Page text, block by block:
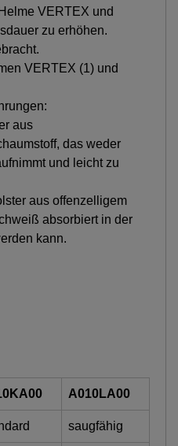
VERTEX und
zu erhöhen.
VERTEX (1) und
aus
das weder
und leicht zu
aus offenzelligem
absorbiert in der
kann.
A010LA00
saugfähig